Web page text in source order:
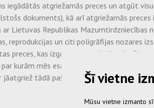
iegādātās atgriežamās preces un atgūt
dokuments), kā arī atgriežamās
ar Lietuvas Republikas Mazumtirdzniecības
reprodukcijas un citi poligrāfijas nozares
preces, kas izgatavotas pēc Jūsu īpašā
kurām mēs esam vienojušies ar Jums.
jāatgriež tādā pašā veidā, kādā iegādājāties
Šī vietne
Mūsu vietne izmanto